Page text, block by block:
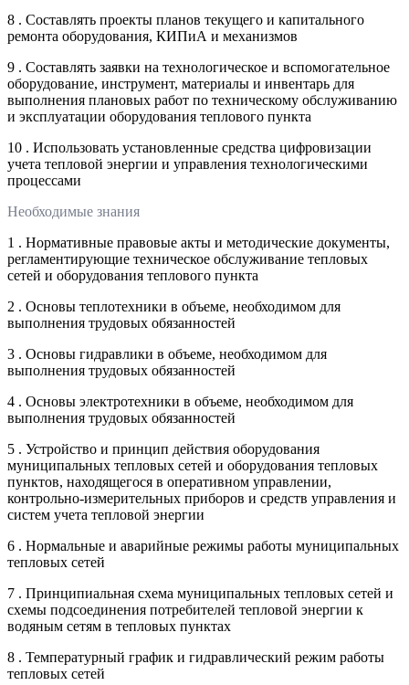
8 . Составлять проекты планов текущего и капитального
ремонта оборудования, КИПиА и механизмов
9 . Составлять заявки на технологическое и вспомогательное
оборудование, инструмент, материалы и инвентарь для
выполнения плановых работ по техническому обслуживанию
и эксплуатации оборудования теплового пункта
10 . Использовать установленные средства цифровизации
учета тепловой энергии и управления технологическими
процессами
Необходимые знания
1 . Нормативные правовые акты и методические документы,
регламентирующие техническое обслуживание тепловых
сетей и оборудования теплового пункта
2 . Основы теплотехники в объеме, необходимом для
выполнения трудовых обязанностей
3 . Основы гидравлики в объеме, необходимом для
выполнения трудовых обязанностей
4 . Основы электротехники в объеме, необходимом для
выполнения трудовых обязанностей
5 . Устройство и принцип действия оборудования
муниципальных тепловых сетей и оборудования тепловых
пунктов, находящегося в оперативном управлении,
контрольно-измерительных приборов и средств управления и
систем учета тепловой энергии
6 . Нормальные и аварийные режимы работы муниципальных
тепловых сетей
7 . Принципиальная схема муниципальных тепловых сетей и
схемы подсоединения потребителей тепловой энергии к
водяным сетям в тепловых пунктах
8 . Температурный график и гидравлический режим работы
тепловых сетей